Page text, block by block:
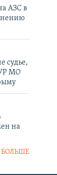
АЗС в
судье,
МО
на
БОЛЬШЕ